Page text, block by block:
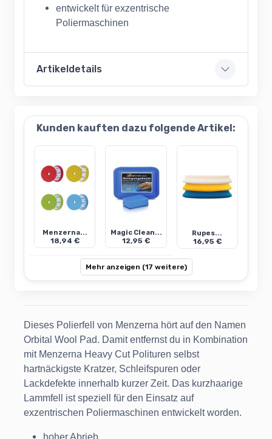
entwickelt für exzentrische
Poliermaschinen
Artikeldetails
Kunden kauften dazu folgende Artikel:
Menzerna...
18,94 €
Magic Clean...
12,95 €
Rupes...
16,95 €
Mehr anzeigen (17 weitere)
Dieses Polierfell von Menzerna hört auf den Namen
Orbital Wool Pad. Damit entfernst du in Kombination
mit Menzerna Heavy Cut Polituren selbst
hartnäckigste Kratzer, Schleifspuren oder
Lackdefekte innerhalb kurzer Zeit. Das kurzhaarige
Lammfell ist speziell für den Einsatz auf
exzentrischen Poliermaschinen entwickelt worden.
hoher Abrieb